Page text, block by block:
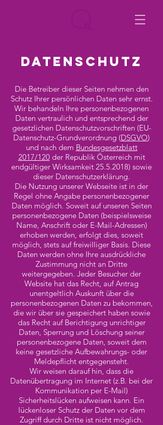
DATENSCHUTZ
Die Betreiber dieser Seiten nehmen den
Schutz Ihrer persönlichen Daten sehr ernst.
Wir behandeln Ihre personenbezogenen
Daten vertraulich und entsprechend der
gesetzlichen Datenschutzvorschriften (EU-
Datenschutz-Grundverordnung (DSGVO)
und nach dem Bundesgesetzblatt
2017/120der Republik Österreich mit
endgültiger Wirksamkeit 25.5.2018) sowie
dieser Datenschutzerklärung.
Die Nutzung unserer Webseite ist in der
Regel ohne Angabe personenbezogener
Daten möglich. Soweit auf unseren Seiten
personenbezogene Daten (beispielsweise
Name, Anschrift oder E-Mail-Adressen)
erhoben werden, erfolgt dies, soweit
möglich, stets auf freiwilliger Basis. Diese
Daten werden ohne Ihre ausdrückliche
Zustimmung nicht an Dritte
weitergegeben. Jeder Besucher der
Website hat das Recht, auf Antrag
unentgeltlich Auskunft über die
personenbezogenen Daten zu bekommen,
die wir über sie gespeichert haben sowie
das Recht auf Berichtigung unrichtiger
Daten, Sperrung und Löschung seiner
personenbezogene Daten, soweit dem
keine gesetzliche Aufbewahrungs- oder
Meldepflicht entgegensteht.
Wir weisen darauf hin, dass die
Datenübertragung im Internet (z.B. bei der
Kommunikation per E-Mail)
Sicherheitslücken aufweisen kann. Ein
lückenloser Schutz der Daten vor dem
Zugriff durch Dritte ist nicht möglich.